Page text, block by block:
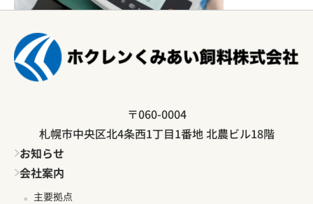
〒060-0004
札幌市中央区北4条西1丁目1番地 北農ビル18階
お知らせ
会社案内
主要拠点